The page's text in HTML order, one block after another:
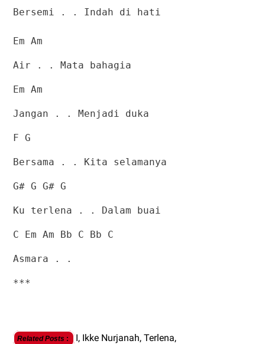
Bersemi . . Indah di hati
Em Am
Air . . Mata bahagia
Em Am
Jangan . . Menjadi duka
F G
Bersama . . Kita selamanya
G# G G# G
Ku terlena . . Dalam buai
C Em Am Bb C Bb C
Asmara . .
***
Related Posts : I, Ikke Nurjanah, Terlena,